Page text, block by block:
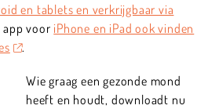
en tablets en verkrijgbaar via
app voor iPhone en iPad ook vinden
.
Wie graag een gezonde mond
heeft en houdt, downloadt nu